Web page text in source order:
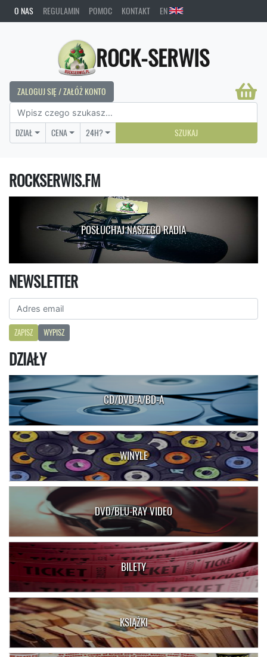
O NAS REGULAMIN POMOC KONTAKT EN
ROCK-SERWIS
ZALOGUJ SIĘ / ZAŁÓŻ KONTO
DZIAŁ CENA 24H? SZUKAJ
ROCKSERWIS.FM
POSŁUCHAJ NASZEGO RADIA
NEWSLETTER
ZAPISZ WYPISZ
DZIAŁY
CD/DVD-A/BD-A
WINYLE
DVD/BLU-RAY VIDEO
BILETY
KSIĄŻKI